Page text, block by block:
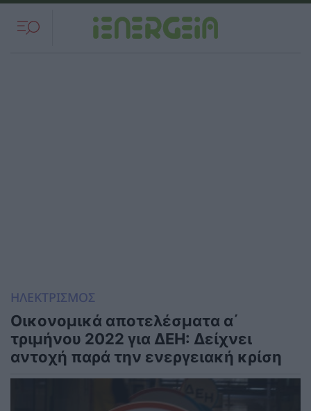
ΗΛΕΚΤΡΙΣΜΟΣ
Οικονομικά αποτελέσματα α΄
τριμήνου 2022 για ΔΕΗ: Δείχνει
αντοχή παρά την ενεργειακή κρίση